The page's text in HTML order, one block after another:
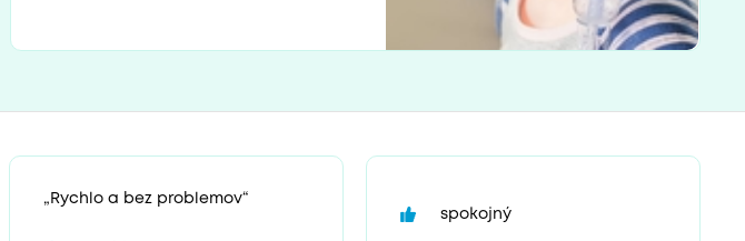
„Rychlo a bez problemov“
spokojný